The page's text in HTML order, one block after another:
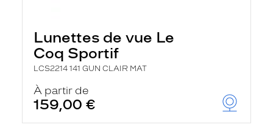
Lunettes de vue Le
Coq Sportif
LCS2214 141 GUN CLAIR MAT
À partir de
159,00 €